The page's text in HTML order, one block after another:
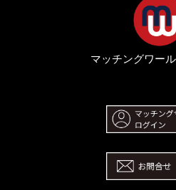
マッチングワー